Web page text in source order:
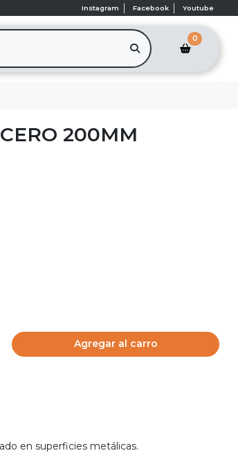
Instagram Facebook Youtube
0
200MM
Agregar al carro
en superficies metálicas.